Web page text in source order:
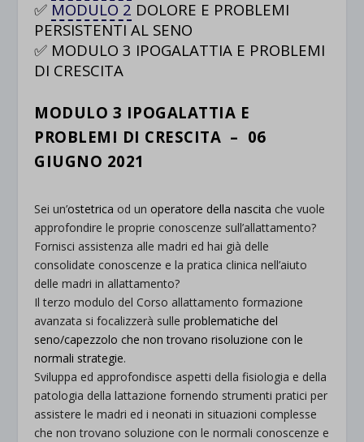
✅ MODULO 2 DOLORE E PROBLEMI
PERSISTENTI AL SENO
✅ MODULO 3 IPOGALATTIA E PROBLEMI
DI CRESCITA
MODULO 3 IPOGALATTIA E
PROBLEMI DI CRESCITA – 06
GIUGNO 2021
Sei un’ostetrica od unoperatore della nascita che vuole
approfondire le proprie conoscenze sull’allattamento?
Fornisci assistenza alle madri ed hai già delle
consolidate conoscenze e la pratica clinica nell’aiuto
delle madri in allattamento?
Il terzo modulo del Corso allattamento formazione
avanzata si focalizzerà sulleproblematiche del
seno/capezzolo che non trovano risoluzione con le
normali strategie.
Sviluppa ed approfondisce aspetti della fisiologia e della
patologia della lattazione fornendo strumenti pratici per
assistere le madri ed i neonati in situazioni complesse
che non trovano soluzione con le normali conoscenze e